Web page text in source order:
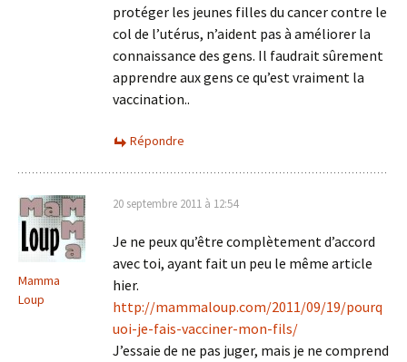
protéger les jeunes filles du cancer contre le
col de l’utérus, n’aident pas à améliorer la
connaissance des gens. Il faudrait sûrement
apprendre aux gens ce qu’est vraiment la
vaccination..
Répondre
Mamma
Loup
20 septembre 2011 à 12:54
Je ne peux qu’être complètement d’accord
avec toi, ayant fait un peu le même article
hier.
http://mammaloup.com/2011/09/19/pourq
uoi-je-fais-vacciner-mon-fils/
J’essaie de ne pas juger, mais je ne comprend